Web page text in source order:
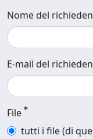
Nome del
E-mail del
File
tutti i file (di